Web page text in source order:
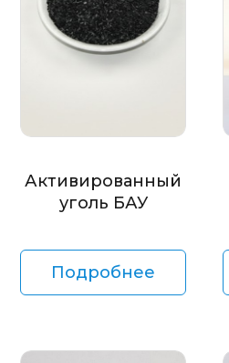
Активированный
уголь БАУ
Подробнее